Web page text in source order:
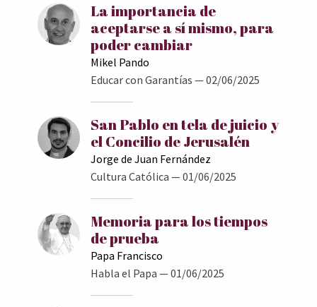
La importancia de
aceptarse a sí mismo, para
poder cambiar
Mikel Pando
Educar con Garantías — 02/06/2025
San Pablo en tela de juicio y
el Concilio de Jerusalén
Jorge de Juan Fernández
Cultura Católica — 01/06/2025
Memoria para los tiempos
de prueba
Papa Francisco
Habla el Papa — 01/06/2025